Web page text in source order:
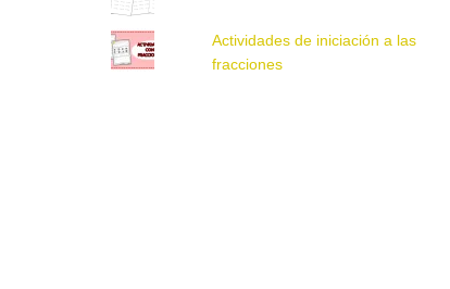
Actividades de iniciación a las
fracciones